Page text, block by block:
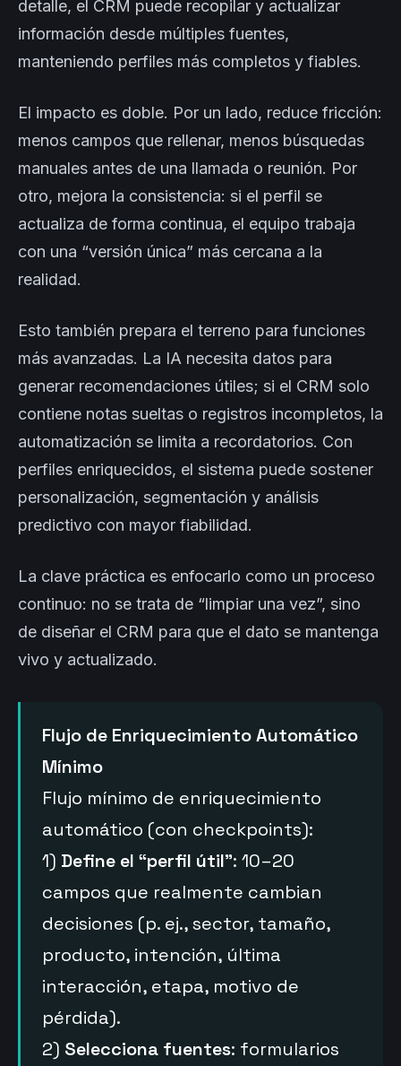
detalle, el CRM puede recopilar y actualizar
información desde múltiples fuentes,
manteniendo perfiles más completos y fiables.
El impacto es doble. Por un lado, reduce fricción:
menos campos que rellenar, menos búsquedas
manuales antes de una llamada o reunión. Por
otro, mejora la consistencia: si el perfil se
actualiza de forma continua, el equipo trabaja
con una “versión única” más cercana a la
realidad.
Esto también prepara el terreno para funciones
más avanzadas. La IA necesita datos para
generar recomendaciones útiles; si el CRM solo
contiene notas sueltas o registros incompletos, la
automatización se limita a recordatorios. Con
perfiles enriquecidos, el sistema puede sostener
personalización, segmentación y análisis
predictivo con mayor fiabilidad.
La clave práctica es enfocarlo como un proceso
continuo: no se trata de “limpiar una vez”, sino
de diseñar el CRM para que el dato se mantenga
vivo y actualizado.
Flujo de Enriquecimiento Automático
Mínimo
Flujo mínimo de enriquecimiento
automático (con checkpoints):
1) Define el “perfil útil”: 10–20
campos que realmente cambian
decisiones (p. ej., sector, tamaño,
producto, intención, última
interacción, etapa, motivo de
pérdida).
2) Selecciona fuentes: formularios